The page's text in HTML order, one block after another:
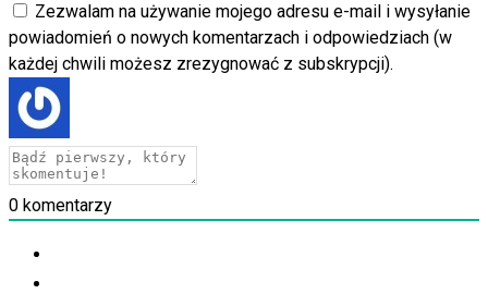
Zezwalam na używanie mojego adresu e-mail i wysyłanie
powiadomień o nowych komentarzach i odpowiedziach (w
każdej chwili możesz zrezygnować z subskrypcji).
0 komentarzy